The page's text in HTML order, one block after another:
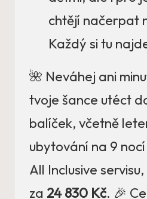
chtějí načerpat
Každý si tu
🌺 Neváhej ani
tvoje šance utéct
balíček, včetně
ubytování na 9
All Inclusive
za 24 830 Kč. 🎉